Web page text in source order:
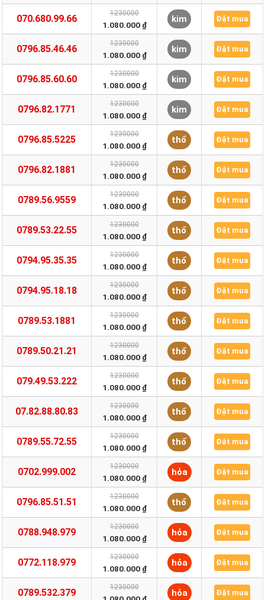
070.680.99.66 1230000
1.080.000 ₫
kim Đặt mua
0796.85.46.46 1230000
1.080.000 ₫
kim Đặt mua
0796.85.60.60 1230000
1.080.000 ₫
kim Đặt mua
0796.82.1771 1230000
1.080.000 ₫
kim Đặt mua
0796.85.5225 1230000
1.080.000 ₫
thổ Đặt mua
0796.82.1881 1230000
1.080.000 ₫
thổ Đặt mua
0789.56.9559 1230000
1.080.000 ₫
thổ Đặt mua
0789.53.22.55 1230000
1.080.000 ₫
thổ Đặt mua
0794.95.35.35 1230000
1.080.000 ₫
thổ Đặt mua
0794.95.18.18 1230000
1.080.000 ₫
thổ Đặt mua
0789.53.1881 1230000
1.080.000 ₫
thổ Đặt mua
0789.50.21.21 1230000
1.080.000 ₫
thổ Đặt mua
079.49.53.222 1230000
1.080.000 ₫
thổ Đặt mua
07.82.88.80.83 1230000
1.080.000 ₫
thổ Đặt mua
0789.55.72.55 1230000
1.080.000 ₫
thổ Đặt mua
0702.999.002 1230000
1.080.000 ₫
hỏa Đặt mua
0796.85.51.51 1230000
1.080.000 ₫
thổ Đặt mua
0788.948.979 1230000
1.080.000 ₫
hỏa Đặt mua
0772.118.979 1230000
1.080.000 ₫
hỏa Đặt mua
0789.532.379 1230000
hỏa Đặt mua